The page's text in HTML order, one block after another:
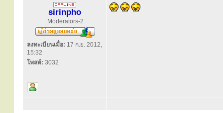
sirinpho
Moderators-2
ลงทะเบียนเมื่อ: 17 ก.ย. 2012,
15:32
โพสต์: 3032